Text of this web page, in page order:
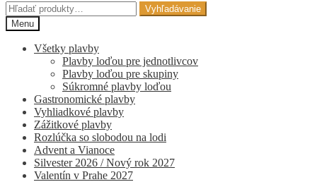
Hľadať:
Vyhľadávanie
Menu
Všetky plavby
Plavby loďou pre jednotlivcov
Plavby loďou pre skupiny
Súkromné ​​plavby loďou
Gastronomické plavby
Vyhliadkové plavby
Zážitkové plavby
Rozlúčka so slobodou na lodi
Advent a Vianoce
Silvester 2026 / Nový rok 2027
Valentín v Prahe 2027